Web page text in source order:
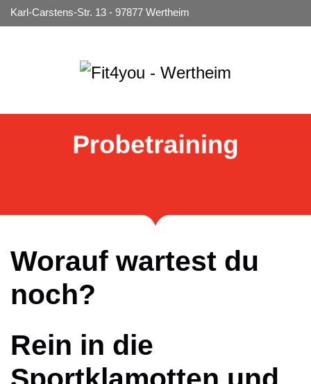
Karl-Carstens-Str. 13 - 97877 Wertheim
Probetraining
Worauf wartest du
noch?
Rein in die